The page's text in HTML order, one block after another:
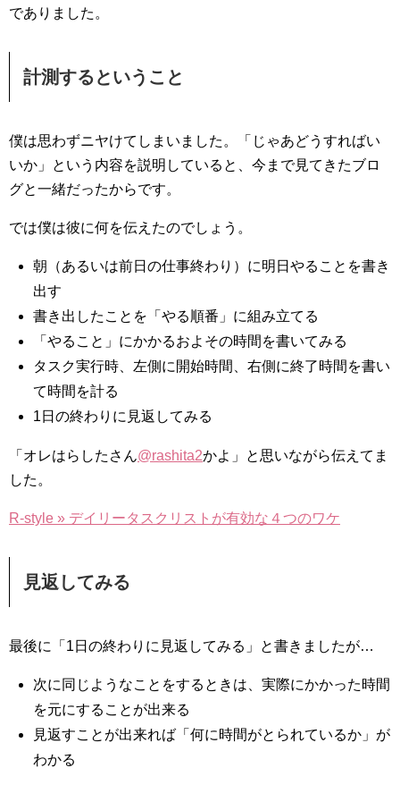
でありました。
計測するということ
僕は思わずニヤけてしまいました。「じゃあどうすればい
いか」という内容を説明していると、今まで見てきたブロ
グと一緒だったからです。
では僕は彼に何を伝えたのでしょう。
朝（あるいは前日の仕事終わり）に明日やることを書き
出す
書き出したことを「やる順番」に組み立てる
「やること」にかかるおよその時間を書いてみる
タスク実行時、左側に開始時間、右側に終了時間を書い
て時間を計る
1日の終わりに見返してみる
「オレはらしたさん@rashita2かよ」と思いながら伝えてま
した。
R-style » デイリータスクリストが有効な４つのワケ
見返してみる
最後に「1日の終わりに見返してみる」と書きましたが…
次に同じようなことをするときは、実際にかかった時間
を元にすることが出来る
見返すことが出来れば「何に時間がとられているか」が
わかる